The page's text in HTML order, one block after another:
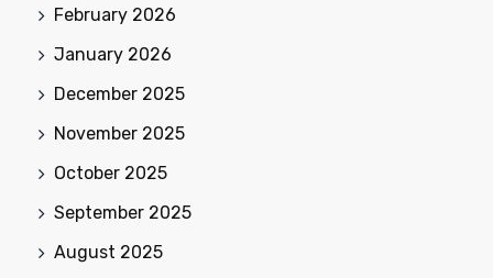
February 2026
January 2026
December 2025
November 2025
October 2025
September 2025
August 2025